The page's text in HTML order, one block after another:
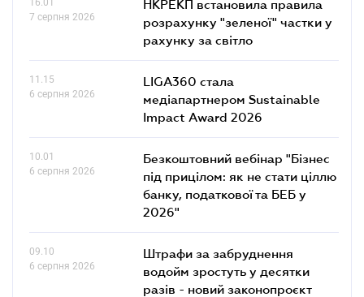
7 серпня 2026
НКРЕКП встановила правила
розрахунку "зеленої" частки у
рахунку за світло
11.15
6 серпня 2026
LIGA360 стала
медіапартнером Sustainable
Impact Award 2026
10.01
6 серпня 2026
Безкоштовний вебінар "Бізнес
під прицілом: як не стати ціллю
банку, податкової та БЕБ у
2026"
09.10
6 серпня 2026
Штрафи за забруднення
водойм зростуть у десятки
разів - новий законопроєкт